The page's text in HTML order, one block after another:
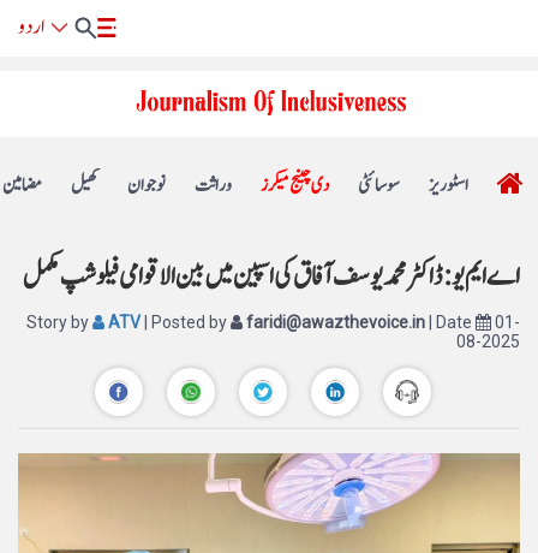
مضامین کھیل نوجوان وراثت دی چینج میکرز سوسائٹی اسٹوریز
اے ایم یو :ڈاکٹر محمد یوسف آفاق کی اسپین میں بین الاقوامی فیلوشپ مکمل
Story by ATV | Posted by faridi@awazthevoice.in | Date
01-
08-2025